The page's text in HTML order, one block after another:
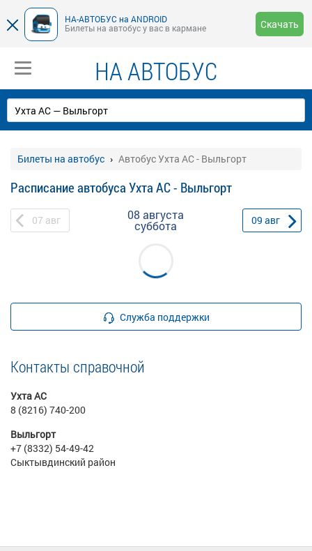
НА-АВТОБУС на ANDROID
Билеты на автобус у вас в кармане
Скачать
НА АВТОБУС
Билеты на автобус Автобус Ухта АС - Выльгорт
Расписание автобуса Ухта АС - Выльгорт
07 авг 08 августа
суббота 09 авг
Служба поддержки
Контакты справочной
Ухта АС
8 (8216) 740-200
Выльгорт
+7 (8332) 54-49-42
Сыктывдинский район